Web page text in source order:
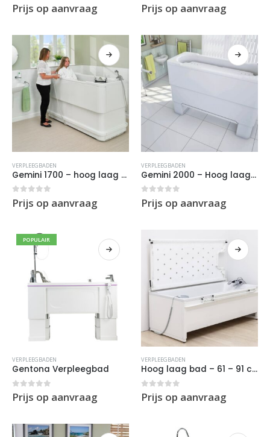
0out of 5
Prijs op aanvraag 0out of 5
Prijs op aanvraag
VERPLEEGBADEN
Gemini 1700 – hoog laag bad (Kinderen)
0 out of 5
Prijs op aanvraag
VERPLEEGBADEN
Gemini 2000 – Hoog laag bad (Volwassenen)
0 out of 5
Prijs op aanvraag
POPULAIR
VERPLEEGBADEN
Gentona Verpleegbad
0out of 5
Prijs op aanvraag
VERPLEEGBADEN
Hoog laag bad – 61 – 91 cm hoog
0out of 5
Prijs op aanvraag